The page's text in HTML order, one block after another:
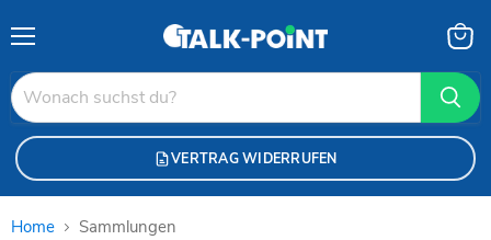
VERTRAG WIDERRUFEN
Home Sammlungen